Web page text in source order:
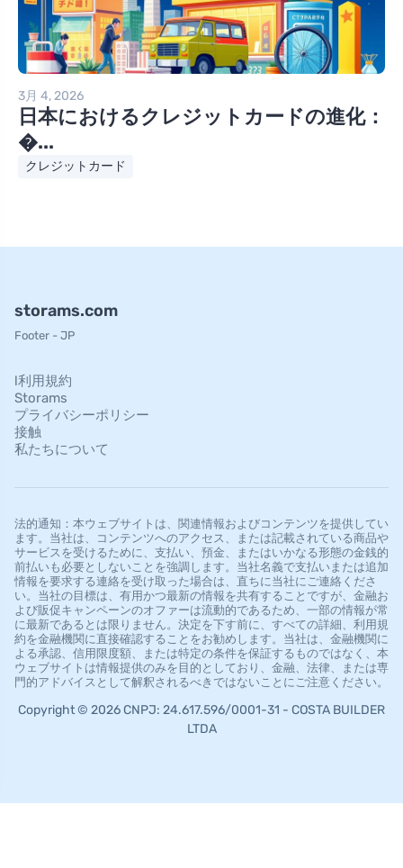
3月 4, 2026
日本におけるクレジットカードの進化：
�...
クレジットカード
storams.com
Footer - JP
l利用規約
Storams
プライバシーポリシー
接触
私たちについて
法的通知：本ウェブサイトは、関連情報およびコンテンツを提供してい
ます。当社は、コンテンツへのアクセス、または記載されている商品や
サービスを受けるために、支払い、預金、またはいかなる形態の金銭的
前払いも必要としないことを強調します。当社名義で支払いまたは追加
情報を要求する連絡を受け取った場合は、直ちに当社にご連絡くださ
い。当社の目標は、有用かつ最新の情報を共有することですが、金融お
よび販促キャンペーンのオファーは流動的であるため、一部の情報が常
に最新であるとは限りません。決定を下す前に、すべての詳細、利用規
約を金融機関に直接確認することをお勧めします。当社は、金融機関に
よる承認、信用限度額、または特定の条件を保証するものではなく、本
ウェブサイトは情報提供のみを目的としており、金融、法律、または専
門的アドバイスとして解釈されるべきではないことにご注意ください。
Copyright © 2026 CNPJ: 24.617.596/0001-31 - COSTA BUILDER
LTDA